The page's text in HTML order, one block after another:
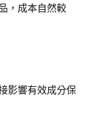
，成本自然較
影響有效成分保